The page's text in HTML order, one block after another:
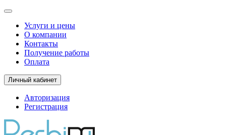
Услуги и цены
О компании
Контакты
Получение работы
Оплата
Личный кабинет
Авторизация
Регистрация